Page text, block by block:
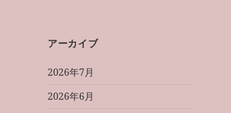
アーカイブ
2026年7月
2026年6月